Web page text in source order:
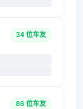
34 位车友
86 位车友